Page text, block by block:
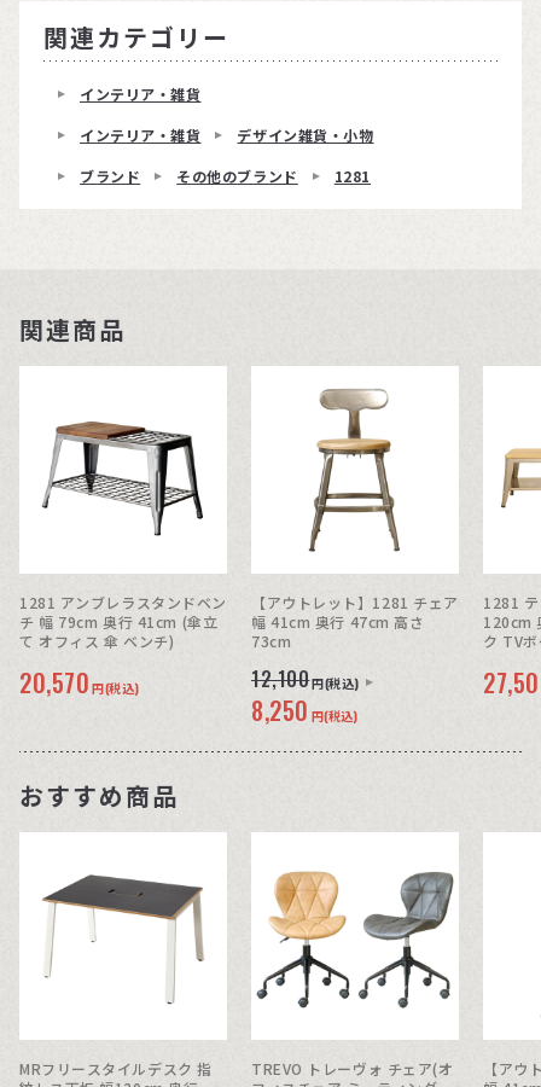
関連カテゴリー
インテリア・雑貨
インテリア・雑貨
デザイン雑貨・小物
ブランド
その他のブランド 1281
関連商品
1281 アンブレラスタンドベン
チ 幅 79cm 奥行 41cm (傘立
て オフィス 傘 ベンチ)
20,570 円(税込)
【アウトレット】1281 チェア
幅 41cm 奥行 47cm 高さ
73cm
12,100円(税込)
8,250 円(税込)
1281
120cm
ク TV
おすすめ商品
MRフリースタイルデスク 指
TREVO トレーヴォ チェア(オ
【アウ